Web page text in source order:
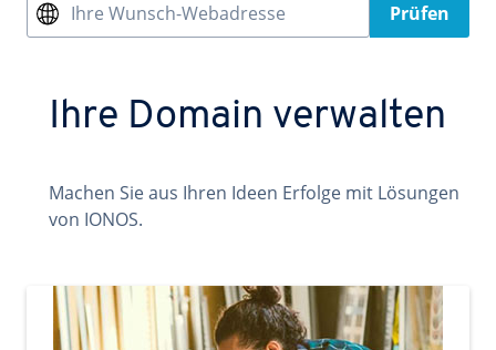
Ihre Wunsch-Webadresse Prüfen
Ihre Domain verwalten
Machen Sie aus Ihren Ideen Erfolge mit Lösungen
von IONOS.